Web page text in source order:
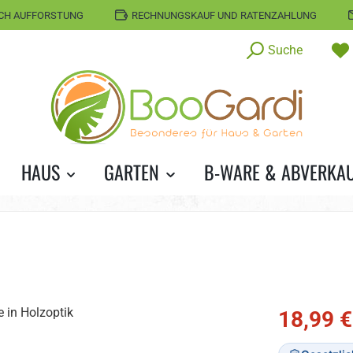
AUFFORSTUNG RECHNUNGSKAUF UND RATENZAHLUNG
Suche
HAUS GARTEN B-WARE &
Verkaufspreis:
18,99 €